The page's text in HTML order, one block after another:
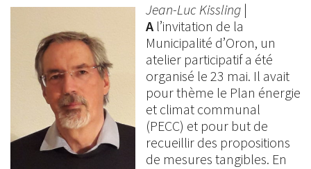
Jean-Luc Kissling |
A l’invitation de la
Municipalité d’Oron, un
atelier participatif a été
organisé le 23 mai. Il avait
pour thème le Plan énergie
et climat communal
(PECC) et pour but de
recueillir des propositions
de mesures tangibles. En